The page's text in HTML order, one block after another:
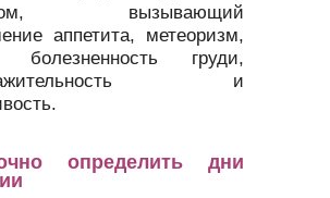
вызывающий
аппетита, метеоризм,
болезненность груди,
и
определить дни